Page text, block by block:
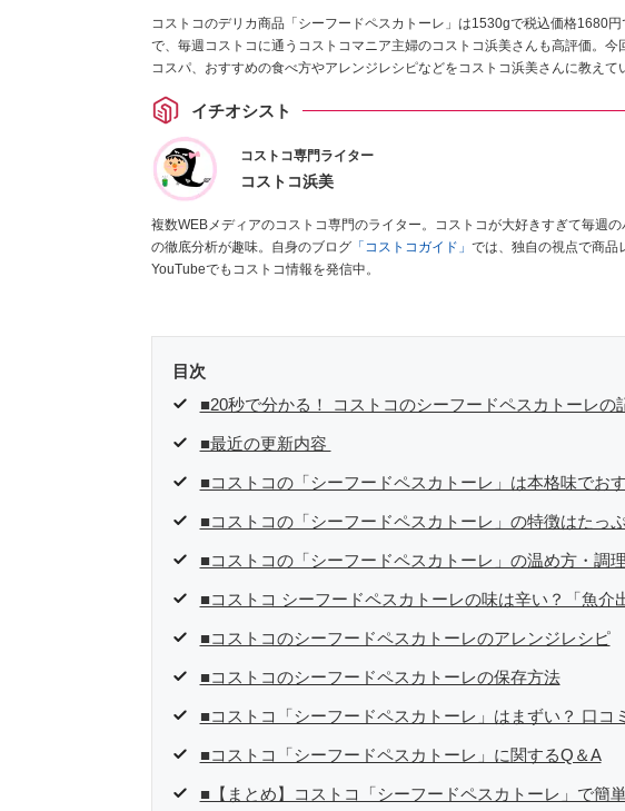
コストコのデリカ商品「シーフードペスカトーレ」は1530gで税込価格1680
で、毎週コストコに通うコストコマニア主婦のコストコ浜美さんも高評価。
コスパ、おすすめの食べ方やアレンジレシピなどをコストコ浜美さんに教えて
イチオシスト
コストコ専門ライター
コストコ浜美
複数WEBメディアのコストコ専門のライター。コストコが大好きすぎて毎週
の徹底分析が趣味。自身のブログ「コストコガイド」 では、独自の視点で商品
YouTubeでもコストコ情報を発信中。
目次
■20秒で分かる！ コストコのシーフードペスカトーレの
■最近の更新内容
■コストコの「シーフードペスカトーレ」は本格味でお
■コストコの「シーフードペスカトーレ」の特徴はたっ
■コストコの「シーフードペスカトーレ」の温め方・調
■コストコ シーフードペスカトーレの味は辛い？「魚介
■コストコのシーフードペスカトーレのアレンジレシピ
■コストコのシーフードペスカトーレの保存方法
■コストコ「シーフードペスカトーレ」はまずい？ 口コ
■コストコ「シーフードペスカトーレ」に関するQ＆A
■【まとめ】コストコ「シーフードペスカトーレ」で簡